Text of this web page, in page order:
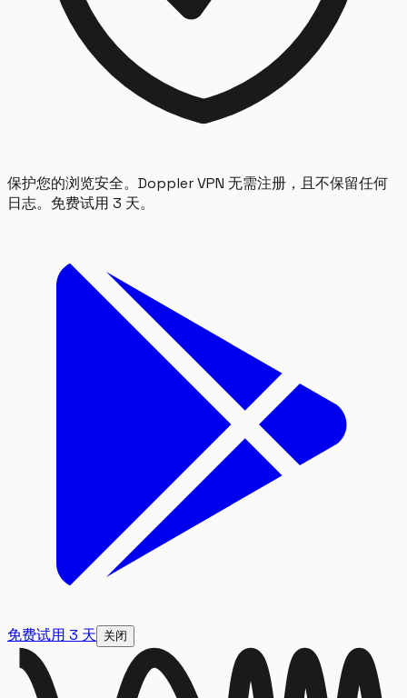
保护您的浏览安全。Doppler VPN 无需注册，且不保留任何
日志。免费试用 3 天。
免费试用 3 天 关闭